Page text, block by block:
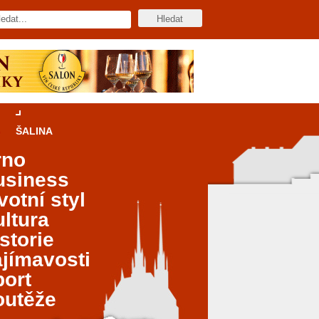
ŠALINA
styl